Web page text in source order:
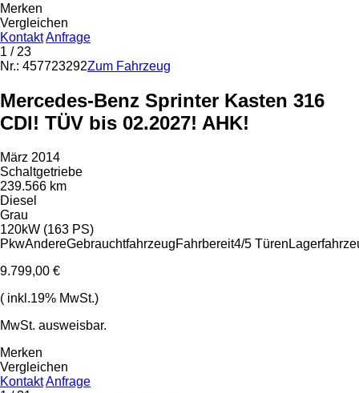
Merken
Vergleichen
KontaktAnfrage
1 / 23
Nr.: 457723292Zum Fahrzeug
Mercedes-Benz Sprinter Kasten 316
CDI! TÜV bis 02.2027! AHK!
März 2014
Schaltgetriebe
239.566 km
Diesel
Grau
120kW (163 PS)
PkwAndereGebrauchtfahrzeugFahrbereit4/5 Türen
9.799,00 €
( inkl.19% MwSt.)
MwSt. ausweisbar.
Merken
Vergleichen
KontaktAnfrage